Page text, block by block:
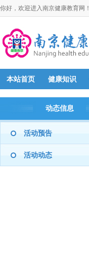
你好，欢迎进入南京健康教育网！
本站首页 健康知识
动态信息
活动预告
活动动态